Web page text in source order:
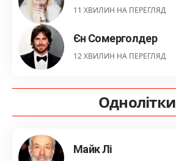
11 ХВИЛИН НА ПЕРЕГЛЯД
Єн Сомерголдер
12 ХВИЛИН НА ПЕРЕГЛЯД
Однолітки
Майк Лі